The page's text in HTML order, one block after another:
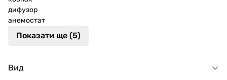
дифузор
анемостат
Показати ще (5)
Вид